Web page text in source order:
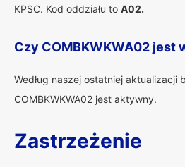
KPSC. Kod oddziału to A02.
Czy COMBKWKWA02 jest
Według naszej ostatniej aktualizacji
COMBKWKWA02 jest aktywny.
Zastrzeżenie